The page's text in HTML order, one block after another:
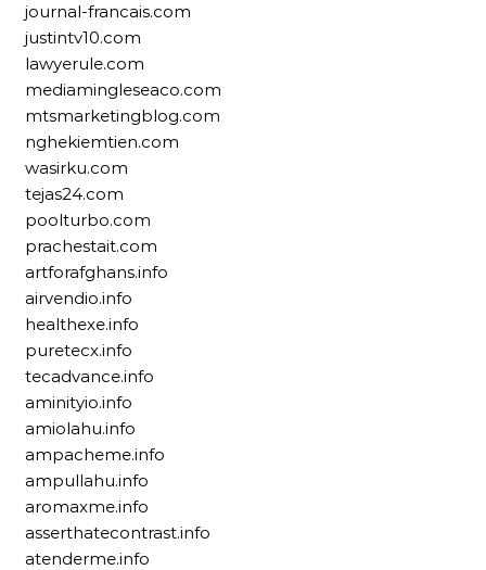
journal-francais.com
justintv10.com
lawyerule.com
mediamingleseaco.com
mtsmarketingblog.com
nghekiemtien.com
wasirku.com
tejas24.com
poolturbo.com
prachestait.com
artforafghans.info
airvendio.info
healthexe.info
puretecx.info
tecadvance.info
aminityio.info
amiolahu.info
ampacheme.info
ampullahu.info
aromaxme.info
asserthatecontrast.info
atenderme.info